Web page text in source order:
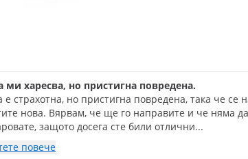
ми харесва, но пристигна повредена.
е страхотна, но пристигна повредена, така че се
нова. Вярвам, че ще го направите и че няма
защото досега сте били отлични...
повече